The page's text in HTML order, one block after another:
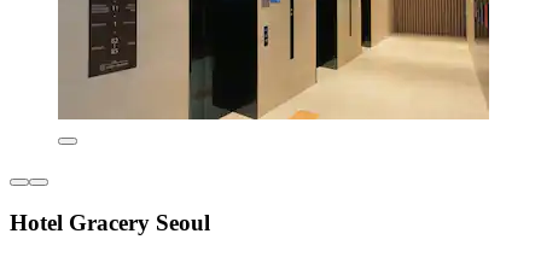
Hotel Gracery Seoul